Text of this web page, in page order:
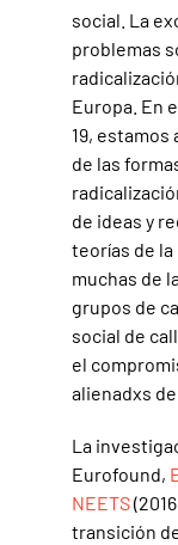
social. La
problemas
Europa. En
19,
de las
de ideas y
teorías de
muchas de
grupos de
social de
el
alienadxs
La
Eurofound,
NEETS
transición